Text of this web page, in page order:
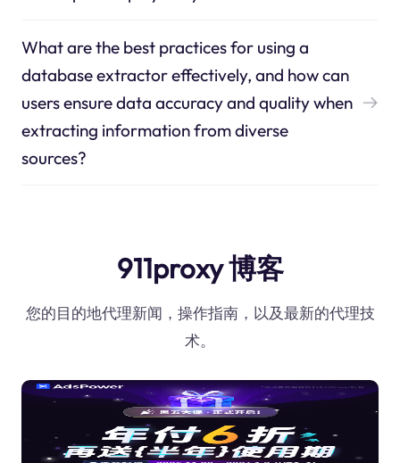
What are the best practices for using a
database extractor effectively, and how can
users ensure data accuracy and quality when
extracting information from diverse
sources?
911proxy 博客
您的目的地代理新闻，操作指南，以及最新的代理技
术。